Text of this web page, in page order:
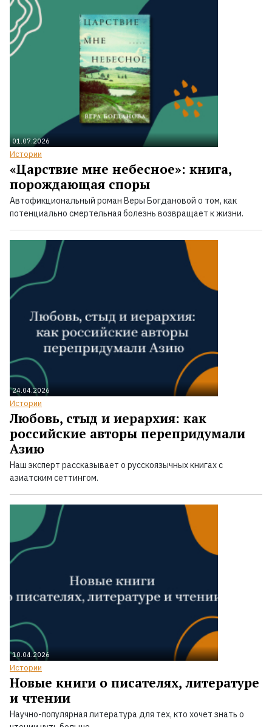
01.07.2026
Истории
«Царствие мне небесное»: книга,
порождающая споры
Автофикциональный роман Веры Богдановой о том, как
потенциально смертельная болезнь возвращает к жизни.
24.04.2026
Истории
Любовь, стыд и иерархия: как
российские авторы перепридумали
Азию
Наш эксперт рассказывает о русскоязычных книгах с
азиатским сеттингом.
10.04.2026
Истории
Новые книги о писателях, литературе
и чтении
Научно-популярная литература для тех, кто хочет знать о